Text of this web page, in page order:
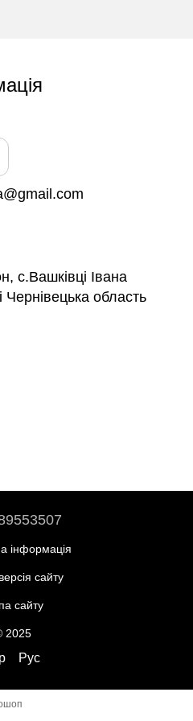
с.Вашківці Івана
Чернівецька область
інформація
сайту
сайту
2025
Рус